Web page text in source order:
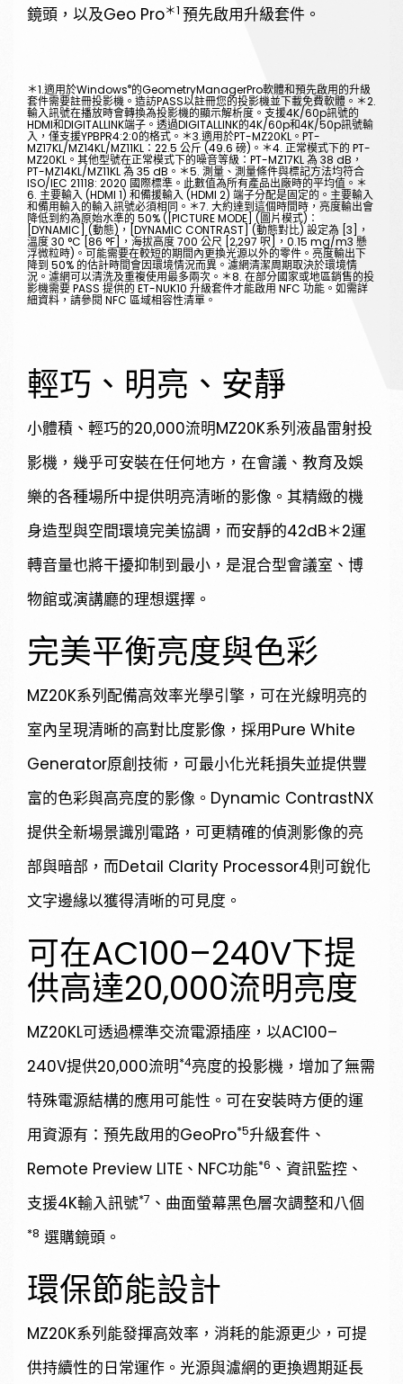
鏡頭，以及Geo Pro＊1 預先啟用升級套件。
＊1.適用於Windows®的GeometryManagerPro軟體和預先啟用的升級
套件需要註冊投影機。造訪PASS以註冊您的投影機並下載免費軟體。＊2.
輸入訊號在播放時會轉換為投影機的顯示解析度。支援4K/60p訊號的
HDMI和DIGITALLINK端子。透過DIGITALLINK的4K/60p和4K/50p訊號輸
入，僅支援YPBPR4:2:0的格式。＊3.適用於PT-MZ20KL。PT-
MZ17KL/MZ14KL/MZ11KL：22.5 公斤 (49.6 磅)。＊4. 正常模式下的 PT-
MZ20KL。其他型號在正常模式下的噪音等級：PT-MZ17KL 為 38 dB，
PT-MZ14KL/MZ11KL 為 35 dB。＊5. 測量、測量條件與標記方法均符合
ISO/IEC 21118: 2020 國際標準。此數值為所有產品出廠時的平均值。＊
6. 主要輸入 (HDMI 1) 和備援輸入 (HDMI 2) 端子分配是固定的。主要輸入
和備用輸入的輸入訊號必須相同。＊7. 大約達到這個時間時，亮度輸出會
降低到約為原始水準的 50% ([PICTURE MODE] (圖片模式)：
[DYNAMIC] (動態)，[DYNAMIC CONTRAST] (動態對比) 設定為 [3]，
溫度 30 °C [86 °F]，海拔高度 700 公尺 [2,297 呎]，0.15 mg/m3 懸
浮微粒時)。可能需要在較短的期間內更換光源以外的零件。亮度輸出下
降到 50% 的估計時間會因環境情況而異。濾網清潔周期取決於環境情
況。濾網可以清洗及重複使用最多兩次。＊8. 在部分國家或地區銷售的投
影機需要 PASS 提供的 ET-NUK10 升級套件才能啟用 NFC 功能。如需詳
細資料，請參閱 NFC 區域相容性清單。
輕巧、明亮、安靜
小體積、輕巧的20,000流明MZ20K系列液晶雷射投
影機，幾乎可安裝在任何地方，在會議、教育及娛
樂的各種場所中提供明亮清晰的影像。其精緻的機
身造型與空間環境完美協調，而安靜的42dB＊2運
轉音量也將干擾抑制到最小，是混合型會議室、博
物館或演講廳的理想選擇。
完美平衡亮度與色彩
MZ20K系列配備高效率光學引擎，可在光線明亮的
室內呈現清晰的高對比度影像，採用Pure White
Generator原創技術，可最小化光耗損失並提供豐
富的色彩與高亮度的影像。Dynamic ContrastNX
提供全新場景識別電路，可更精確的偵測影像的亮
部與暗部，而Detail Clarity Processor4則可銳化
文字邊緣以獲得清晰的可見度。
可在AC100–240V下提
供高達20,000流明亮度
MZ20KL可透過標準交流電源插座，以AC100–
240V提供20,000流明*4亮度的投影機，增加了無需
特殊電源結構的應用可能性。可在安裝時方便的運
用資源有：預先啟用的GeoPro*5升級套件、
Remote Preview LITE、NFC功能*6 、資訊監控、
支援4K輸入訊號*7 、曲面螢幕黑色層次調整和八個
*8 選購鏡頭。
環保節能設計
MZ20K系列能發揮高效率，消耗的能源更少，可提
供持續性的日常運作。光源與濾網的更換週期延長